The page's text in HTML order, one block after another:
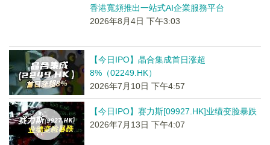
香港寬頻推出一站式AI企業服務平台
2026年8月4日 下午3:03
【今日IPO】晶合集成首日涨超
8%（02249.HK）
2026年7月10日 下午4:57
【今日IPO】赛力斯[09927.HK]业绩变脸暴跌
2026年7月13日 下午4:07